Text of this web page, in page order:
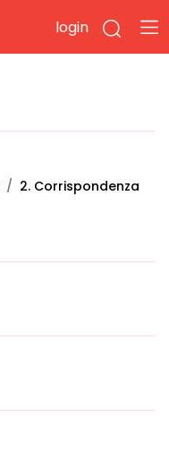
login
2. Corrispondenza